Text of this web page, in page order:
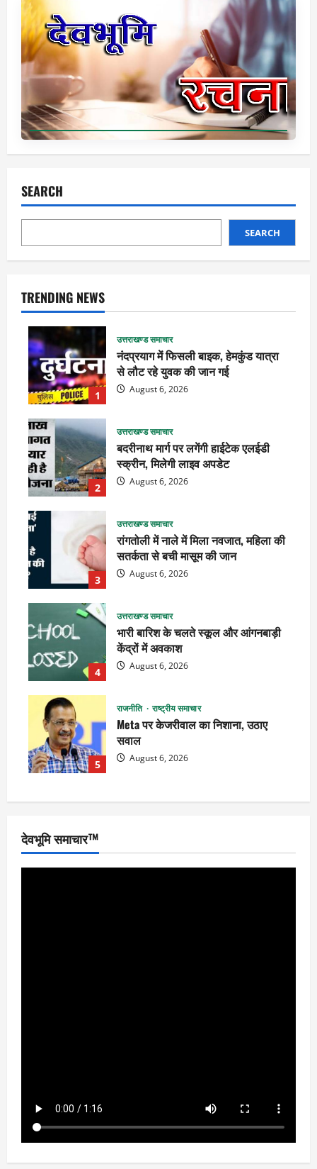
SEARCH
SEARCH
TRENDING NEWS
1
उत्तराखण्ड समाचार
नंदप्रयाग में फिसली बाइक, हेमकुंड यात्रा
से लौट रहे युवक की जान गई
August 6, 2026
2
उत्तराखण्ड समाचार
बदरीनाथ मार्ग पर लगेंगी हाईटेक एलईडी
स्क्रीन, मिलेगी लाइव अपडेट
August 6, 2026
3
उत्तराखण्ड समाचार
रांगतोली में नाले में मिला नवजात, महिला की
सतर्कता से बची मासूम की जान
August 6, 2026
4
उत्तराखण्ड समाचार
भारी बारिश के चलते स्कूल और आंगनबाड़ी
केंद्रों में अवकाश
August 6, 2026
5
राजनीति राष्ट्रीय समाचार
Meta पर केजरीवाल का निशाना, उठाए
सवाल
August 6, 2026
देवभूमि समाचार™